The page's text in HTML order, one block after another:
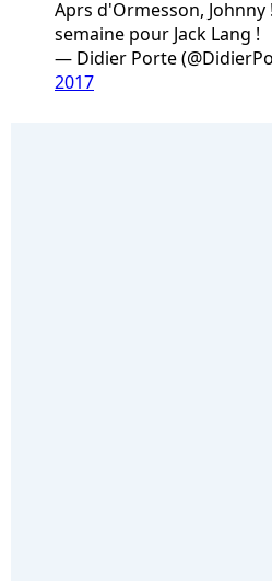
Aprs d'Ormesson, Johnny
semaine pour Jack Lang !
— Didier Porte
2017